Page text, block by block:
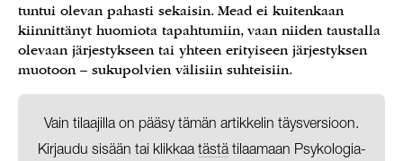
tuntui olevan pahasti sekaisin. Mead ei kuitenkaan
kiinnittänyt huomiota tapahtumiin, vaan niiden taustalla
olevaan järjestykseen tai yhteen erityiseen järjestyksen
muotoon – sukupolvien välisiin suhteisiin.
Vain tilaajilla on pääsy tämän artikkelin täysversioon.
Kirjaudu sisään tai klikkaa tästätilaamaan Psykologia-